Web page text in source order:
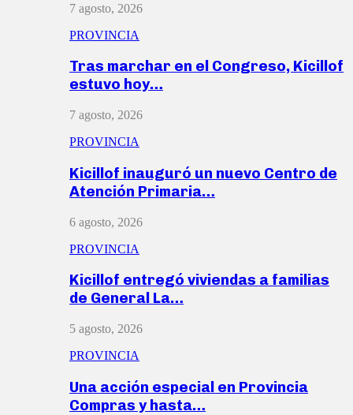
7 agosto, 2026
PROVINCIA
Tras marchar en el Congreso, Kicillof
estuvo hoy…
7 agosto, 2026
PROVINCIA
Kicillof inauguró un nuevo Centro de
Atención Primaria…
6 agosto, 2026
PROVINCIA
Kicillof entregó viviendas a familias
de General La…
5 agosto, 2026
PROVINCIA
Una acción especial en Provincia
Compras y hasta…